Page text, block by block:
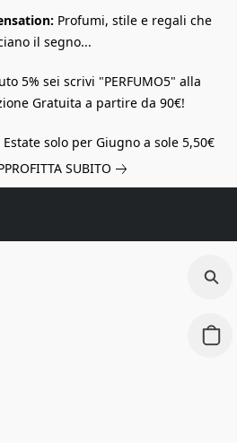
Profumi, stile e regali che
il segno...
5% sei scrivi "PERFUMO5" alla
Gratuita a partire da 90€!
solo per Giugno a sole 5,50€
SUBITO